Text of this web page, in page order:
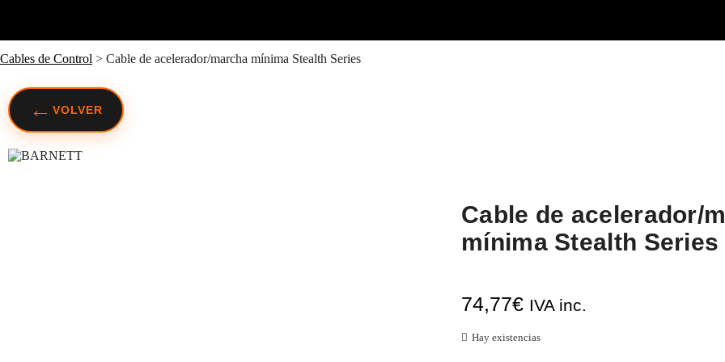
Cables de Control > Cable de acelerador/marcha mínima Stealth Series
← VOLVER
Cable de acelerador/
mínima Stealth Series
74,77€ IVA inc.
Hay existencias